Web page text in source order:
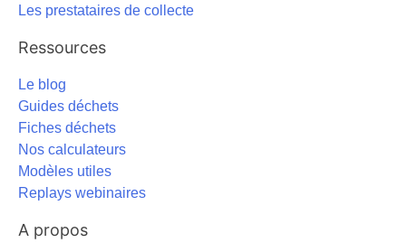
Les prestataires de collecte
Ressources
Le blog
Guides déchets
Fiches déchets
Nos calculateurs
Modèles utiles
Replays webinaires
A propos